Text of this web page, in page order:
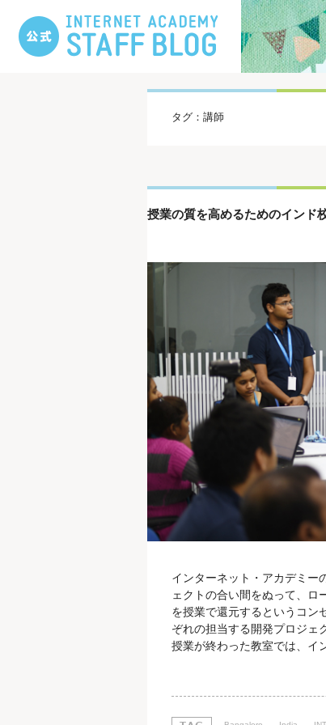
タグ：講師
授業の質を高めるためのインド
インターネット・アカデミー
ェクトの合い間をぬって、ロ
を授業で還元するというコン
ぞれの担当する開発プロジェ
授業が終わった教室では、イ
は、開発者によってコーデ
沿った知識を提供するために